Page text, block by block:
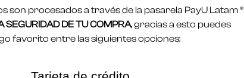
son procesados a través de la pasarela PayU Latam ®
SEGURIDAD DE TU COMPRA, gracias a esto puedes
favorito entre las siguientes opciones: